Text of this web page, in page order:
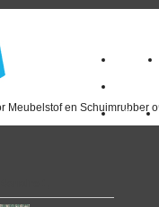
Meubelstof en Schuimrubber
Home
Outlet